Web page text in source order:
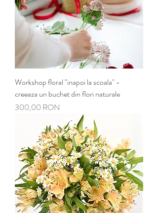
Workshop floral "inapoi la scoala" -
creeaza un buchet din flori naturale
Preț
300,00 RON